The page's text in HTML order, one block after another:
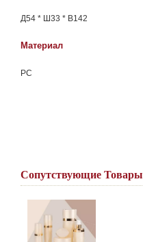
Д54 * Ш33 * В142
Материал
РС
Сопутствующие Товары